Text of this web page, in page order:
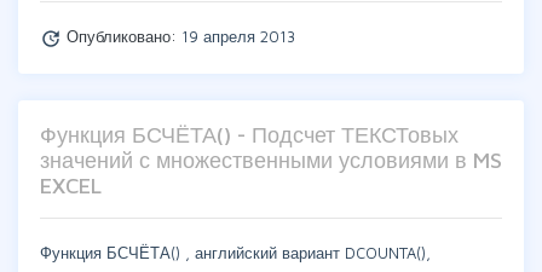
update Опубликовано: 19 апреля 2013
Функция БСЧЁТА() - Подсчет ТЕКСТовых
значений с множественными условиями в MS
EXCEL
Функция БСЧЁТА() , английский вариант DCOUNTA(),